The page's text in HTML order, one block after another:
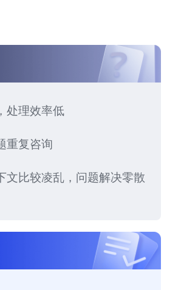
处理效率低
重复咨询
文比较凌乱，问题解决零散